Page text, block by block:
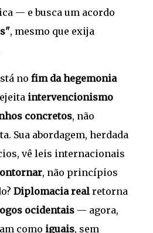
— e busca um acordo
, mesmo que exija
no fim da hegemonia
intervencionismo
concretos, não
Sua abordagem, herdada
vê leis internacionais
, não princípios
Diplomacia real retorna
ocidentais — agora,
como iguais, sem